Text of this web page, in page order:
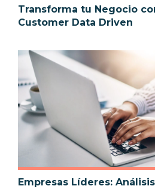
Transforma tu Negocio
Customer Data Driven
Empresas Líderes: